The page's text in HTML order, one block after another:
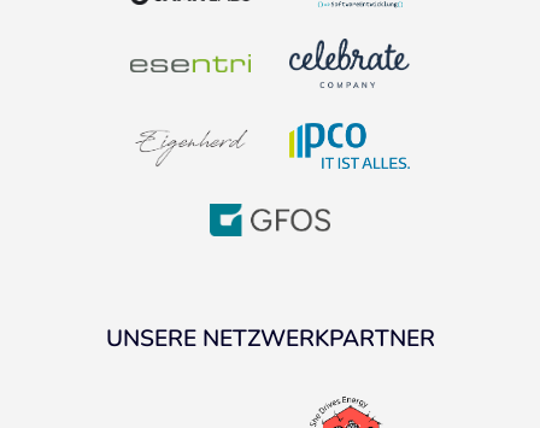
UNSERE NETZWERKPARTNER